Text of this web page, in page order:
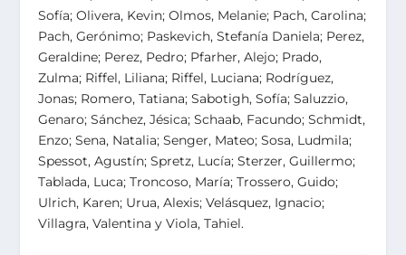
Sofía; Olivera, Kevin; Olmos, Melanie; Pach, Carolina;
Pach, Gerónimo; Paskevich, Stefanía Daniela; Perez,
Geraldine; Perez, Pedro; Pfarher, Alejo; Prado,
Zulma; Riffel, Liliana; Riffel, Luciana; Rodríguez,
Jonas; Romero, Tatiana; Sabotigh, Sofía; Saluzzio,
Genaro; Sánchez, Jésica; Schaab, Facundo; Schmidt,
Enzo; Sena, Natalia; Senger, Mateo; Sosa, Ludmila;
Spessot, Agustín; Spretz, Lucía; Sterzer, Guillermo;
Tablada, Luca; Troncoso, María; Trossero, Guido;
Ulrich, Karen; Urua, Alexis; Velásquez, Ignacio;
Villagra, Valentina y Viola, Tahiel.